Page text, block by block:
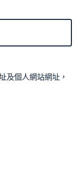
及個人網站網址，